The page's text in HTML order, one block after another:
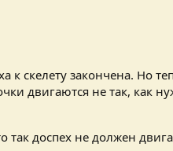
к скелету закончена. Но
двигаются не так,
доспех не должен